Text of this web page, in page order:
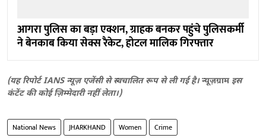
आगरा पुलिस का बड़ा एक्शन, ग्राहक बनकर पहुंचे पुलिसकर्मी
ने बेनकाब किया सेक्स रैकेट, होटल मालिक गिरफ्तार
(यह रिपोर्ट IANS न्यूज़ एजेंसी से स्वचालित रूप से ली गई है।न्यूज़ग्राम इस
कंटेंट की कोई ज़िम्मेदारी नहीं लेता।)
National News JHARKHAND Women Crime